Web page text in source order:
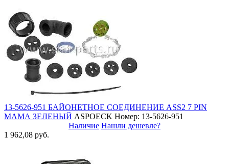
13-5626-951 БАЙОНЕТНОЕ СОЕДИНЕНИЕ ASS2 7 PIN
МАМА ЗЕЛЕНЫЙ ASPOECK Номер: 13-5626-951
Наличие Нашли дешевле?
1 962,08 руб.